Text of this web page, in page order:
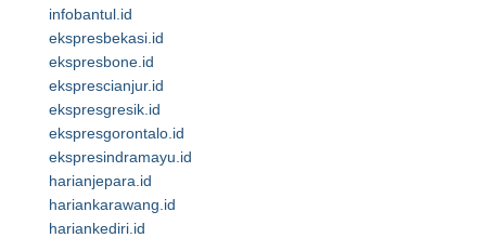
infobantul.id
ekspresbekasi.id
ekspresbone.id
eksprescianjur.id
ekspresgresik.id
ekspresgorontalo.id
ekspresindramayu.id
harianjepara.id
hariankarawang.id
hariankediri.id